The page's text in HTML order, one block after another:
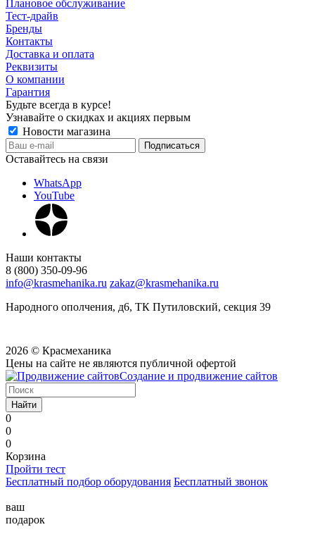
Плановое обслуживание
Тест-драйв
Бренды
Контакты
Доставка и оплата
Реквизиты
О компании
Гарантия
Будьте всегда в курсе!
Узнавайте о скидках и акциях первым
Новости магазина
Оставайтесь на связи
WhatsApp
YouTube
Наши контакты
8 (800) 350-09-96
info@krasmehanika.ru zakaz@krasmehanika.ru
Народного ополчения, д6, ТК Путиловский, секция 39
2026 © Красмеханика
Цены на сайте не являются публичной офертой
Создание и продвижение сайтов
Найти
0
0
0
Корзина
Пройти тест
Бесплатный подбор оборудования Бесплатный звонок
ваш
подарок